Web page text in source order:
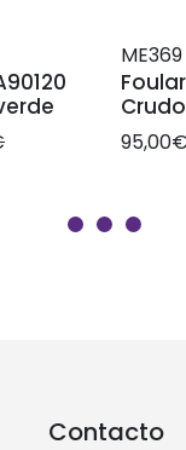
ME369
95,00€
Contacto